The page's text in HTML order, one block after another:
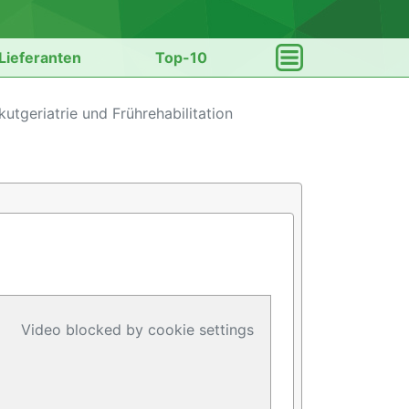
Top-10
und Frührehabilitation
Video blocked by cookie settings